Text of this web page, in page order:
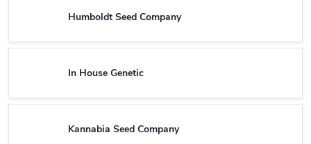
Humboldt Seed Company
In House Genetic
Kannabia Seed Company